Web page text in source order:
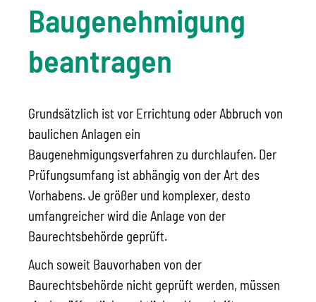
Baugenehmigung
beantragen
Grundsätzlich ist vor Errichtung oder Abbruch von
baulichen Anlagen ein
Baugenehmigungsverfahren zu durchlaufen. Der
Prüfungsumfang ist abhängig von der Art des
Vorhabens. Je größer und komplexer, desto
umfangreicher wird die Anlage von der
Baurechtsbehörde geprüft.
Auch soweit Bauvorhaben von der
Baurechtsbehörde nicht geprüft werden, müssen